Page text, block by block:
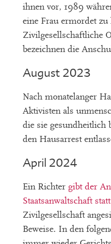
ihnen vor, 1989
eine Frau ermordet zu
Zivilgesellschaftliche
bezeichnen die
August 2023
Nach monatelanger
Aktivisten als
die sie gesundheitlich
den Hausarrest
April 2024
Ein Richter gibt der
Staatsanwaltschaft statt
Zivilgesellschaft
Beweise. In den